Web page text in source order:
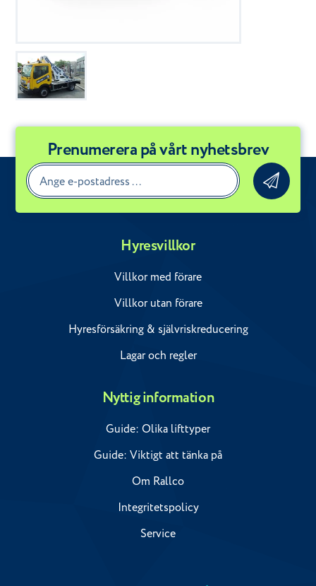
Prenumerera på vårt nyhetsbrev
Hyresvillkor
Villkor med förare
Villkor utan förare
Hyresförsäkring & självriskreducering
Lagar och regler
Nyttig information
Guide: Olika lifttyper
Guide: Viktigt att tänka på
Om Rallco
Integritetspolicy
Service